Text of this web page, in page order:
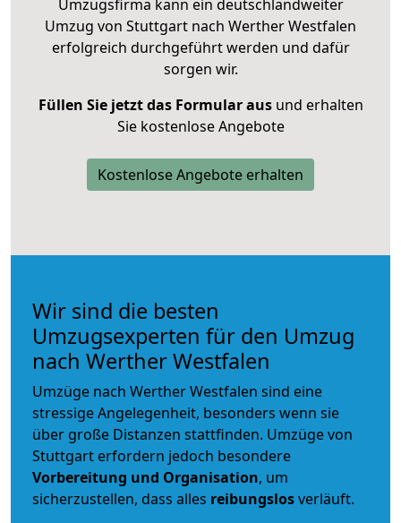
Umzugsfirma kann ein deutschlandweiter
Umzug von Stuttgart nach Werther Westfalen
erfolgreich durchgeführt werden und dafür
sorgen wir.
Füllen Sie jetzt das Formular ausund erhalten
Sie kostenlose Angebote
Kostenlose Angebote erhalten
Wir sind die besten
Umzugsexperten für den Umzug
nach Werther Westfalen
Umzüge nach Werther Westfalen sind eine
stressige Angelegenheit, besonders wenn sie
über große Distanzen stattfinden. Umzüge von
Stuttgart erfordern jedoch besondere
Vorbereitung und Organisation, um
sicherzustellen, dass alles reibungslosverläuft.